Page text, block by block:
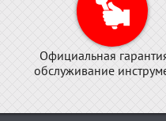
Официальная
обслуживание